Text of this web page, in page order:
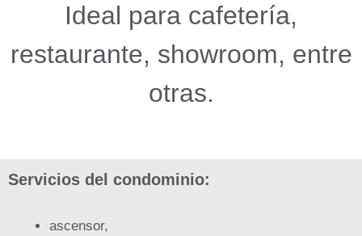
Ideal para cafetería,
restaurante, showroom, entre
otras.
Servicios del condominio:
ascensor,